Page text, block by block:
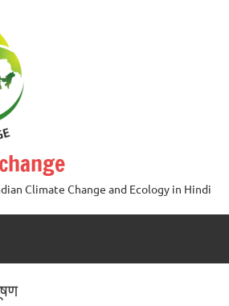
Climate Change and Ecology in Hindi